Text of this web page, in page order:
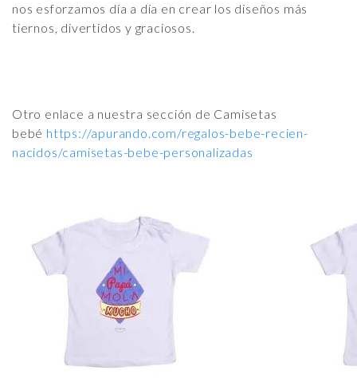
nos esforzamos día a día en crear los diseños más
tiernos, divertidos y graciosos.
Otro enlace a nuestra sección de Camisetas
bebé https://apurando.com/regalos-bebe-recien-
nacidos/camisetas-bebe-personalizadas